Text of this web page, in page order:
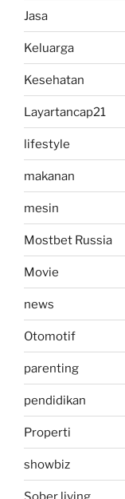
Jasa
Keluarga
Kesehatan
Layartancap21
lifestyle
makanan
mesin
Mostbet Russia
Movie
news
Otomotif
parenting
pendidikan
Properti
showbiz